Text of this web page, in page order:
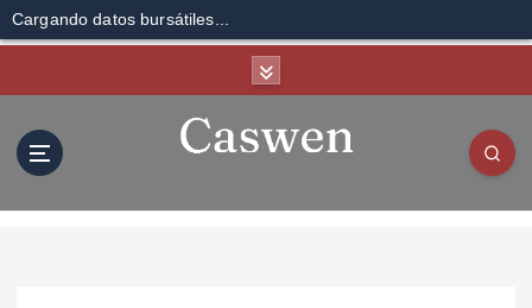
Cargando datos bursátiles...